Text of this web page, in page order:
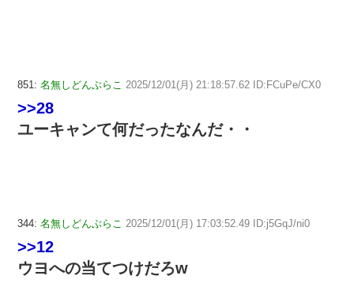
851: 名無しどんぶらこ 2025/12/01(月) 21:18:57.62 ID:FCuPe/CX0
>>28
ユーキャンて何だったなんだ・・
344: 名無しどんぶらこ 2025/12/01(月) 17:03:52.49 ID:j5GqJ/ni0
>>12
ウヨへの当てつけだろw